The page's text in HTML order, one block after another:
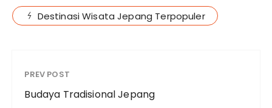
Destinasi Wisata Jepang Terpopuler
PREV POST
Budaya Tradisional Jepang